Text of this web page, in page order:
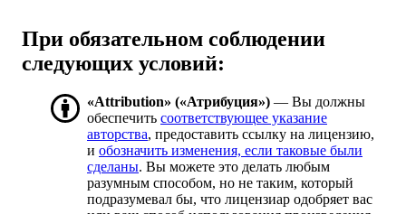
При обязательном соблюдении
следующих условий:
«Attribution» («Атрибуция») — Вы должны
обеспечить соответствующее указание
авторства, предоставить ссылку на лицензию,
и обозначить изменения, если таковые были
сделаны. Вы можете это делать любым
разумным способом, но не таким, который
подразумевал бы, что лицензиар одобряет вас